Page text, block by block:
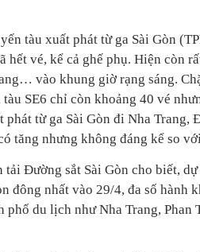
tàu xuất phát từ ga Sài Gòn
hết vé, kể cả ghế phụ. Hiện còn
vào khung giờ rạng sáng.
SE6 chỉ còn khoảng 40 vé
phát từ ga Sài Gòn đi Nha
tăng nhưng không đáng kể so
tải Đường sắt Sài Gòn cho biết,
đông nhất vào 29/4, đa số hành
phố du lịch như Nha Trang, Phan